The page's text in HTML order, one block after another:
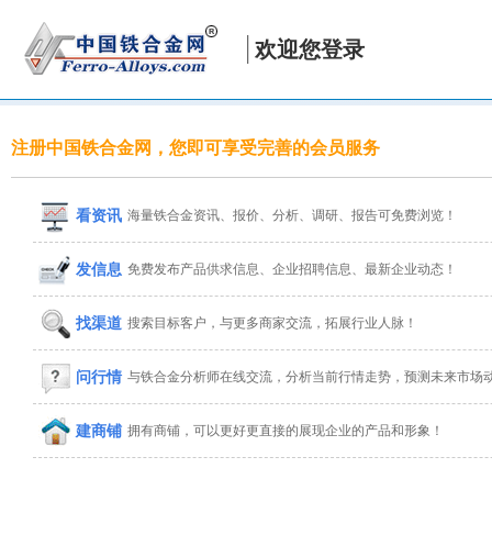
欢迎您登录
注册中国铁合金网，您即可享受完善的会员服务
看资讯 海量铁合金资讯、报价、分析、调研、报告可免费浏览！
发信息 免费发布产品供求信息、企业招聘信息、最新企业动态！
找渠道 搜索目标客户，与更多商家交流，拓展行业人脉！
问行情 与铁合金分析师在线交流，分析当前行情走势，预测未来市场
建商铺 拥有商铺，可以更好更直接的展现企业的产品和形象！